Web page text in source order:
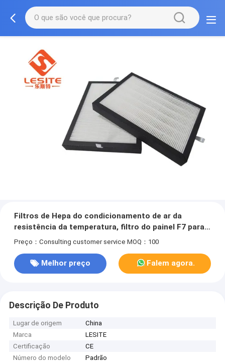
Filtros de Hepa do condicionamento de ar da
resistência da temperatura, filtro do painel F7 para
o quarto desinfetado
Preço：Consulting customer service MOQ：100
Melhor preço Falem agora.
Descrição De Produto
Lugar de origem
China
Marca
LESITE
Certificação
CE
Número do modelo
Padrão